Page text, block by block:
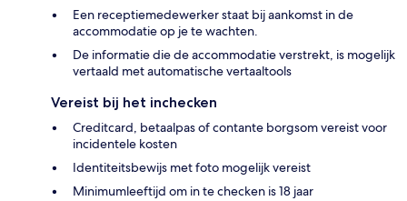
Een receptiemedewerker staat bij aankomst in de
accommodatie op je te wachten.
De informatie die de accommodatie verstrekt, is mogelijk
vertaald met automatische vertaaltools
Vereist bij het inchecken
Creditcard, betaalpas of contante borgsom vereist voor
incidentele kosten
Identiteitsbewijs met foto mogelijk vereist
Minimumleeftijd om in te checken is 18 jaar